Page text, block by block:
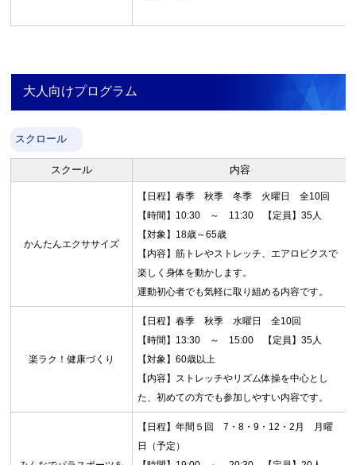
大人向けプログラム
スクロール
スクール 内容
かんたんエクササイズ
【日程】春季 秋季 冬季 火曜日 全10回
【時間】10:30 ～ 11:30 【定員】35人
【対象】18歳～65歳
【内容】筋トレやストレッチ、エアロビクスで
楽しく身体を動かします。
運動初心者でも気軽に取り組める内容です。
楽ラク！健康づくり
【日程】春季 秋季 水曜日 全10回
【時間】13:30 ～ 15:00 【定員】35人
【対象】60歳以上
【内容】ストレッチやリズム体操を中心とし
た、初めての方でも参加しやすい内容です。
【日程】年間５回 7・8・9・12・2月 月曜
日（予定）